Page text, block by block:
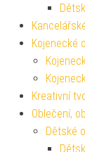
Kojenecké
Kreativní
Oblečení,
Dětské